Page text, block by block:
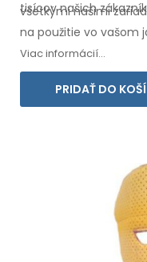
tisícov našich
všetkýminašimi
na použitie vo vašom
Viac informácií...
PRIDAŤ DO